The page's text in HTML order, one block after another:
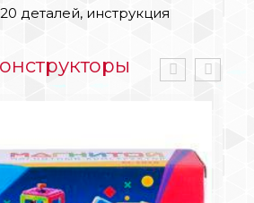
деталей, инструкция